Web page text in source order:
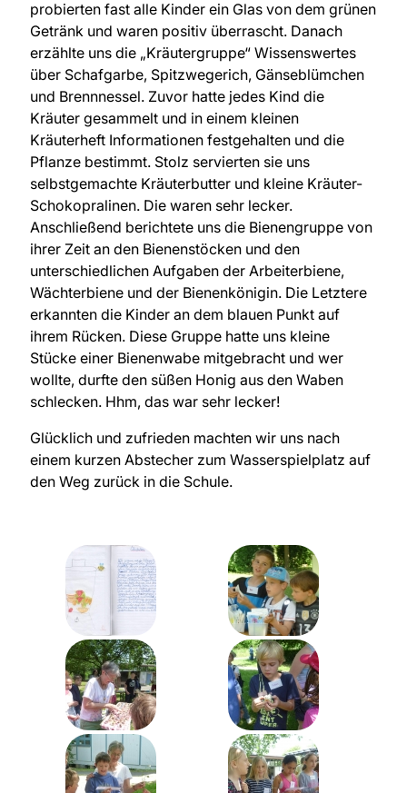
probierten fast alle Kinder ein Glas von dem grünen
Getränk und waren positiv überrascht. Danach
erzählte uns die „Kräutergruppe“ Wissenswertes
über Schafgarbe, Spitzwegerich, Gänseblümchen
und Brennnessel. Zuvor hatte jedes Kind die
Kräuter gesammelt und in einem kleinen
Kräuterheft Informationen festgehalten und die
Pflanze bestimmt. Stolz servierten sie uns
selbstgemachte Kräuterbutter und kleine Kräuter-
Schokopralinen. Die waren sehr lecker.
Anschließend berichtete uns die Bienengruppe von
ihrer Zeit an den Bienenstöcken und den
unterschiedlichen Aufgaben der Arbeiterbiene,
Wächterbiene und der Bienenkönigin. Die Letztere
erkannten die Kinder an dem blauen Punkt auf
ihrem Rücken. Diese Gruppe hatte uns kleine
Stücke einer Bienenwabe mitgebracht und wer
wollte, durfte den süßen Honig aus den Waben
schlecken. Hhm, das war sehr lecker!
Glücklich und zufrieden machten wir uns nach
einem kurzen Abstecher zum Wasserspielplatz auf
den Weg zurück in die Schule.